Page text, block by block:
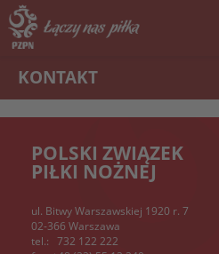
KONTAKT
POLSKI ZWIĄZEK
PIŁKI NOŻNEJ
ul. Bitwy Warszawskiej 1920 r. 7
02-366 Warszawa
tel.: 732 122 222